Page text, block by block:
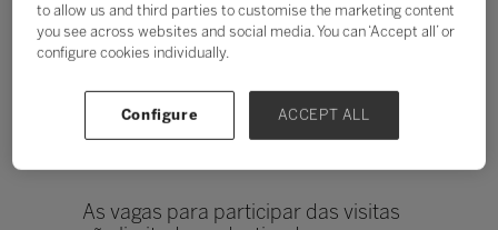
As vagas para participar das visitas
to allow us and third parties to customise the marketing content
you see across websites and social media. You can ‘Accept all’ or
configure cookies individually.
Configure ACCEPT ALL